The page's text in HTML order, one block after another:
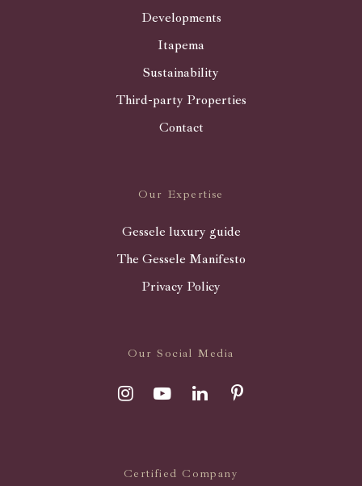
Developments
Itapema
Sustainability
Third-party Properties
Contact
Our Expertise
Gessele luxury guide
The Gessele Manifesto
Privacy Policy
Our Social Media
Certified Company